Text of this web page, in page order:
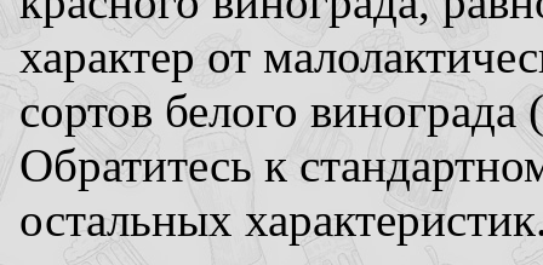
характер от
сортов белого винограда
Обратитесь к
остальных